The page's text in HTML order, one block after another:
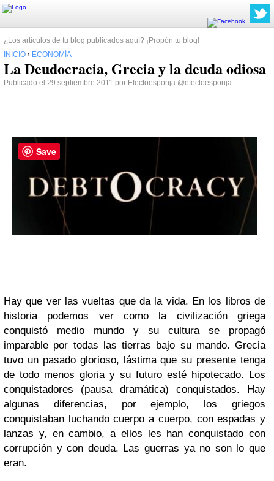
¿Los artículos de tu blog publicados aquí? ¡Propón tu blog!
INICIO › ECONOMÍA
La Deudocracia, Grecia y la deuda odiosa
Publicado el 29 septiembre 2011 por Efectoesponja @efectoesponja
Hay que ver las vueltas que da la vida. En los libros de
historia podemos ver como la civilización griega
conquistó medio mundo y su cultura se propagó
imparable por todas las tierras bajo su mando. Grecia
tuvo un pasado glorioso, lástima que su presente tenga
de todo menos gloria y su futuro esté hipotecado. Los
conquistadores (pausa dramática) conquistados. Hay
algunas diferencias, por ejemplo, los griegos
conquistaban luchando cuerpo a cuerpo, con espadas y
lanzas y, en cambio, a ellos les han conquistado con
corrupción y con deuda. Las guerras ya no son lo que
eran.
Save